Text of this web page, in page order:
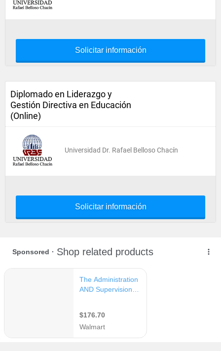
Solicitar información
Diplomado en Liderazgo y
Gestión Directiva en Educación
(Online)
Universidad Dr. Rafael Belloso Chacín
Solicitar información